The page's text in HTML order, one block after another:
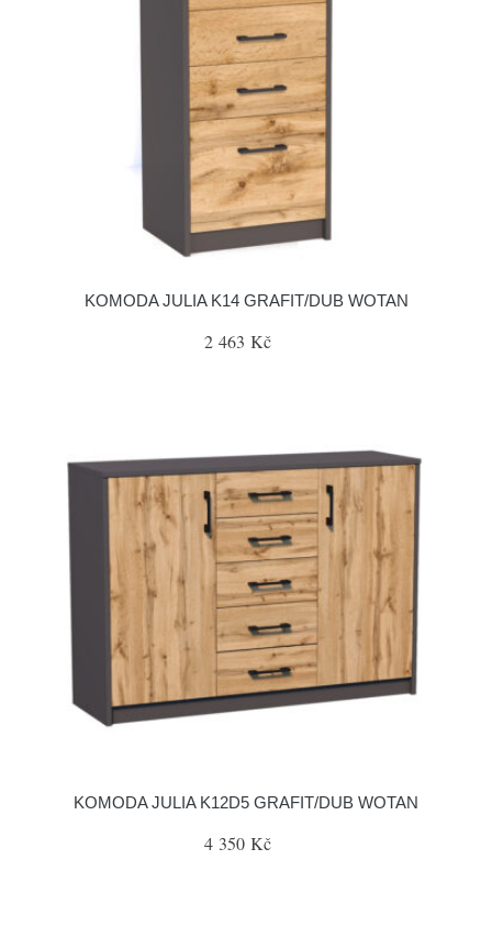
KOMODA JULIA K14 GRAFIT/DUB WOTAN
2 463 Kč
KOMODA JULIA K12D5 GRAFIT/DUB WOTAN
4 350 Kč